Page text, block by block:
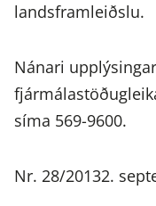
landsframleiðslu.
Nánari
síma 569-9600.
Nr. 28/20132.